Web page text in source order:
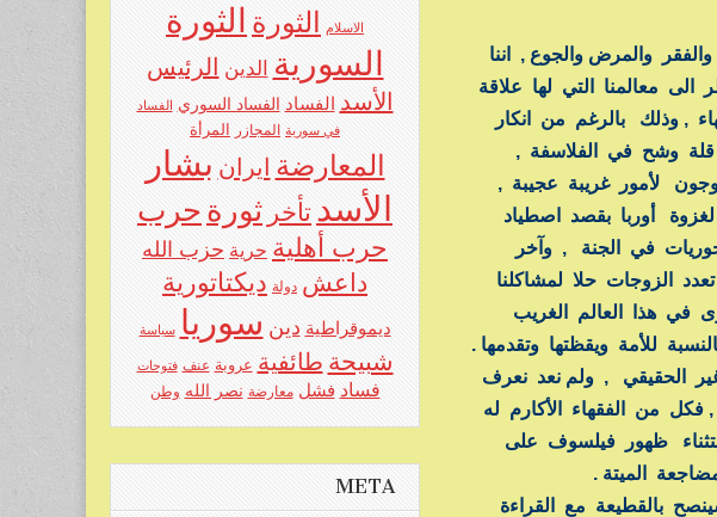
والمرض والجوع , اننا
معالمنا التي لها علاقة
, وذلك بالرغم من انكار
قلة وشح في الفلاسفة ,
لأمور غريبة عجيبة ,
أوربا بقصد اصطياد
في الجنة , وآخر
الزوجات حلا لمشاكلنا
في هذا العالم الغريب
للأمة ويقظتها وتقدمها .
الحقيقي , ولم نعد نعرف
من الفقهاء الأكارم له
ظهور فيلسوف على
الميتة .
بالقطيعة مع القراءة
الاسلام الثورة الثورة
السورية
الدين
الرئيس
الأسد
الفساد الفساد السوري الفساد
في سورية
المجازر المرأة
المعارضة ايران بشار
الأسد تأخر ثورة حرب
حرب أهلية حرية حزب الله
داعش دولة ديكتاتورية
ديموقراطية دين سوريا سياسة
شبيحة طائفية عروبة عنف فتوحات
فساد فشل معارضة نصر الله وطن
META